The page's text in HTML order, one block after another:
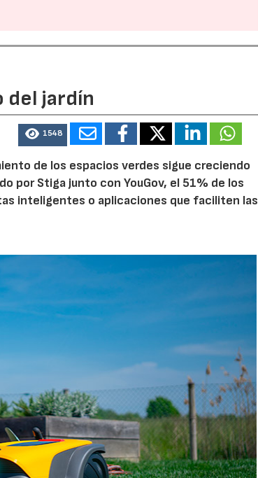
del jardín
1548
de los espacios verdes sigue creciendo
por Stiga junto con YouGov, el 51% de los
inteligentes o aplicaciones que faciliten las